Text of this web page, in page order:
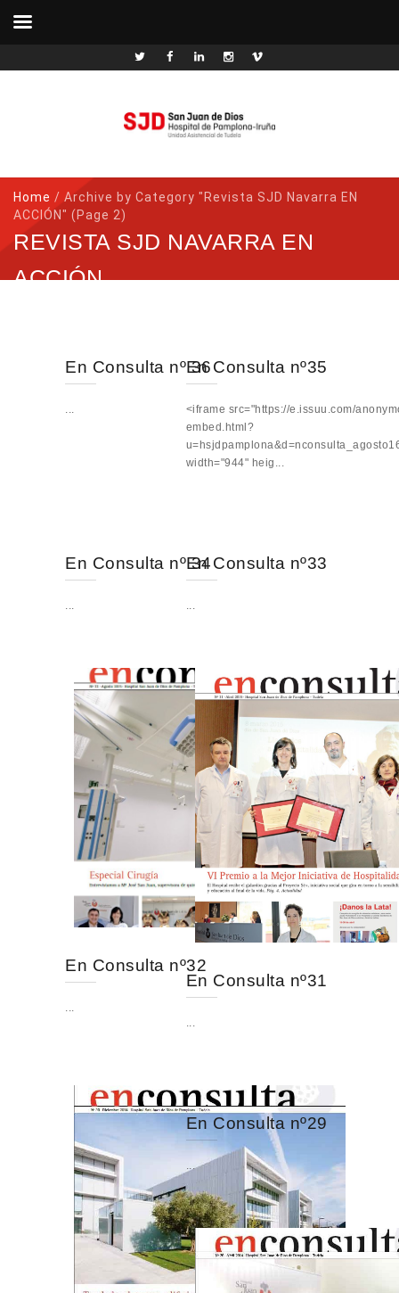
Home / Archive by Category "Revista SJD Navarra EN
ACCIÓN" (Page 2)
REVISTA SJD NAVARRA EN
ACCIÓN
En Consulta nº 36
...
En Consulta nº35
<iframe src="https://e.issuu.com/
embed.html?
width="944" heig...
En Consulta nº 34
...
En Consulta nº33
...
En Consulta nº32
...
En Consulta nº31
En Consulta nº29